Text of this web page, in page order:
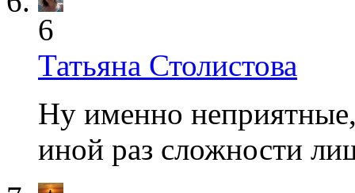
6
Татьяна Столистова
Ну именно
иной раз сложности